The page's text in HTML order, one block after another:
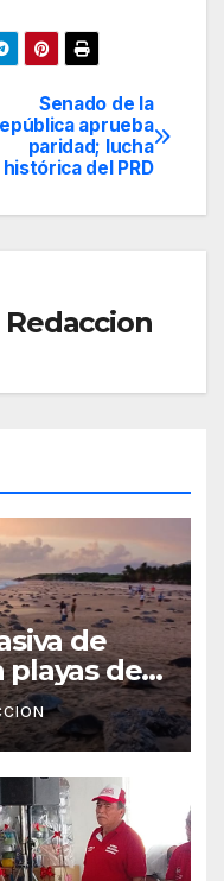
Senado de la
aprueba
paridad; lucha
histórica del PRD
de
de